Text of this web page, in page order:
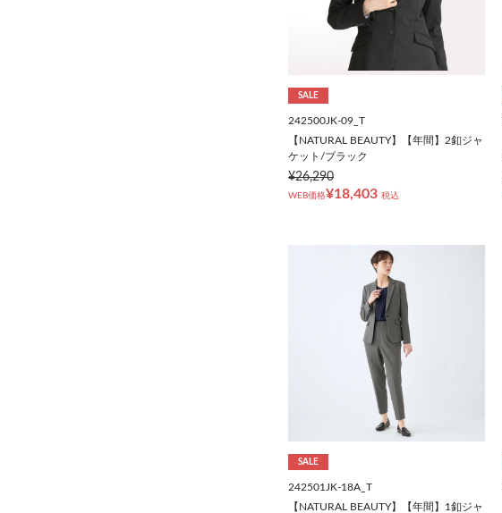
SALE
242500JK-09_T
【NATURAL BEAUTY】【年間】2釦ジャ
ケット/ブラック
¥26,290
WEB価格¥18,403 税込
SALE
242501JK-18A_T
【NATURAL BEAUTY】【年間】1釦ジャ